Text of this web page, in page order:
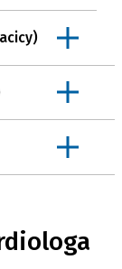
Kontakt